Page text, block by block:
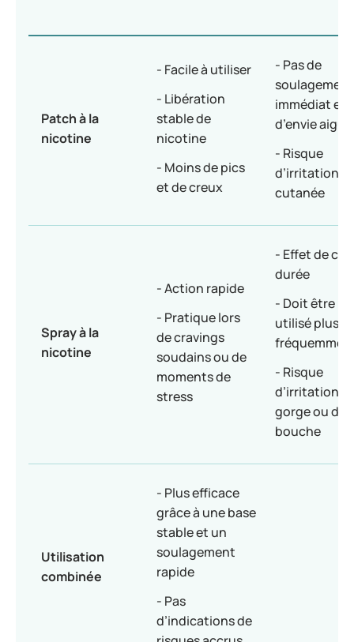
Patch à la
nicotine
- Facile à utiliser
- Libération
stable de
nicotine
- Moins de pics
et de creux
- Pas de
soulagement
immédiat en
d’envie aiguë
- Risque
d’irritation
cutanée
Spray à la
nicotine
- Action rapide
- Pratique lors
de cravings
soudains ou de
moments de
stress
- Effet de
durée
- Doit être
utilisé plus
- Risque
d’irritation
gorge ou de
bouche
Utilisation
combinée
- Plus efficace
grâce à une base
stable et un
soulagement
rapide
- Pas
d’indications de